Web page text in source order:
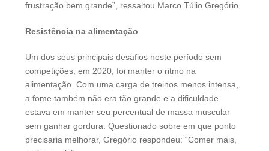
frustração bem grande”, ressaltou Marco Túlio Gregório.
Resistência na alimentação
Um dos seus principais desafios neste período sem
competições, em 2020, foi manter o ritmo na
alimentação. Com uma carga de treinos menos intensa,
a fome também não era tão grande e a dificuldade
estava em manter seu percentual de massa muscular
sem ganhar gordura. Questionado sobre em que ponto
precisaria melhorar, Gregório respondeu: “Comer mais,